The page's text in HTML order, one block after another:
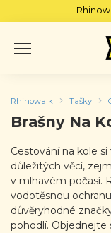
to
Rhinowalk Tašky
Brašny Na
Cestování na kole
důležitých věcí,
v mlhavém počasí.
vodotěsnou
důvěryhodné
pohodlí. Objednejte